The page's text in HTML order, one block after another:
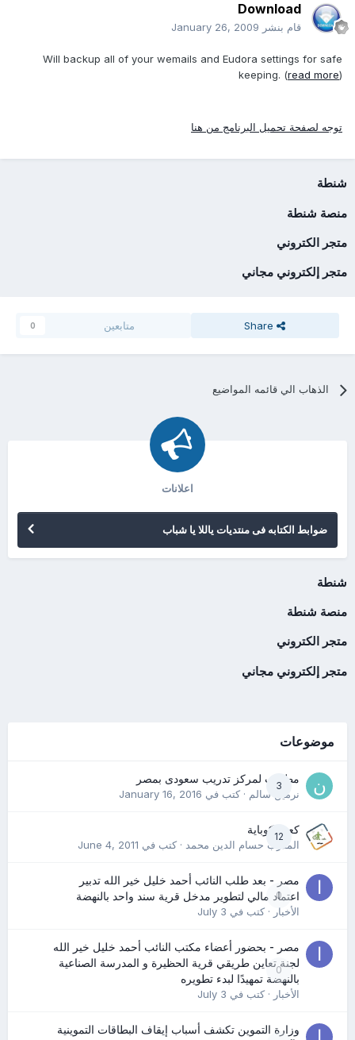
Download
قام بنشر January 26, 2009
Will backup all of your wemails and Eudora settings for safe
keeping. (read more
توجه لصفحة تحميل البرنامج من هنا
شنطة
منصة شنطة
متجر الكتروني
متجر إلكتروني مجاني
Share متابعين 0
الذهاب الي قائمه المواضيع
اعلانات
ضوابط الكتابه فى منتديات ياللا يا شباب
شنطة
منصة شنطة
متجر الكتروني
متجر إلكتروني مجاني
موضوعات
3
مطلوب لمركز تدريب سعودى بمصر
نرمين سالم· كتب في January 16, 2016
12
كعب كوباية
المدرب حسام الدين محمد· كتب في June 4, 2011
0
مصر - بعد طلب النائب أحمد خليل خير الله تدبير
اعتماد مالي لتطوير مدخل قرية سند واحد بالنهضة
الأخبار· كتب في July 3
0
مصر - بحضور أعضاء مكتب النائب أحمد خليل خير الله
لجنة تعاين طريقي قرية الحظيرة و المدرسة الصناعية
بالنهضة تمهيدًا لبدء تطويره
الأخبار· كتب في July 3
وزارة التموين تكشف أسباب إيقاف البطاقات التموينية